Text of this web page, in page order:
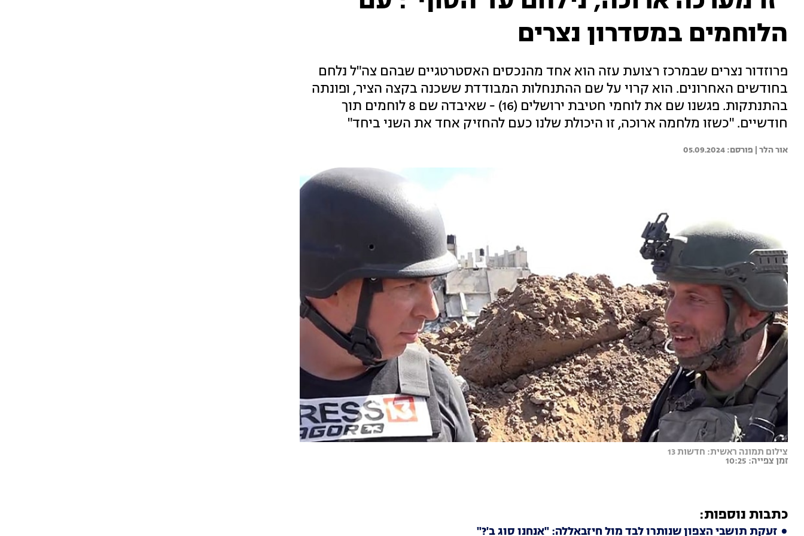
הלוחמים במסדרון נצרים
פרוזדור נצרים שבמרכז רצועת עזה הוא אחד מהנכסים האסטרטגיים שבהם צה"ל נלחם
בחודשים האחרונים. הוא קרוי על שם ההתנחלות המבודדת ששכנה בקצה הציר, ופונתה
בהתנתקות. פגשנו שם את לוחמי חטיבת ירושלים (16) - שאיבדה שם 8 לוחמים תוך
חודשיים. "כשזו מלחמה ארוכה, זו היכולת שלנו כעם להחזיק אחד את השני ביחד"
אור הלר | 05.09.2024
צילום תמונה ראשית: חדשות 13
זמן צפייה: 10:25
כתבות נוספות:
זעקת תושבי הצפון שנותרו לבד מול חיזבאללה: "אנחנו סוג ב'?"